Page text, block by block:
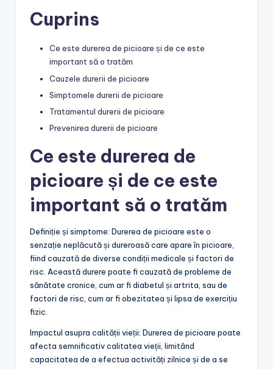
Cuprins
Ce este durerea de picioare și de ce este
important să o tratăm
Cauzele durerii de picioare
Simptomele durerii de picioare
Tratamentul durerii de picioare
Prevenirea durerii de picioare
Ce este durerea de
picioare și de ce este
important să o tratăm
Definiție și simptome: Durerea de picioare este o
senzație neplăcută și dureroasă care apare în picioare,
fiind cauzată de diverse condiții medicale și factori de
risc. Această durere poate fi cauzată de probleme de
sănătate cronice, cum ar fi diabetul și artrita, sau de
factori de risc, cum ar fi obezitatea și lipsa de exercițiu
fizic.
Impactul asupra calității vieții: Durerea de picioare poate
afecta semnificativ calitatea vieții, limitând
capacitatea de a efectua activități zilnice și de a se